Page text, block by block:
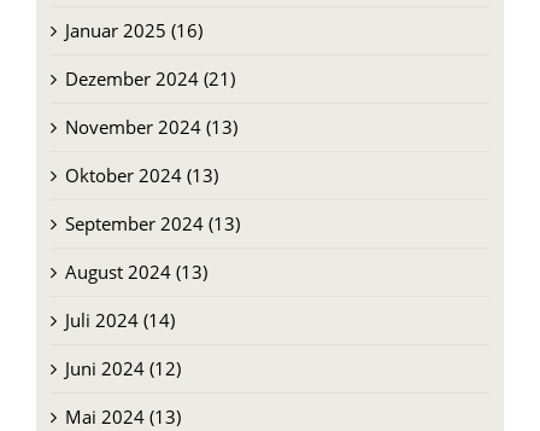
Januar 2025 (16)
Dezember 2024 (21)
November 2024 (13)
Oktober 2024 (13)
September 2024 (13)
August 2024 (13)
Juli 2024 (14)
Juni 2024 (12)
Mai 2024 (13)